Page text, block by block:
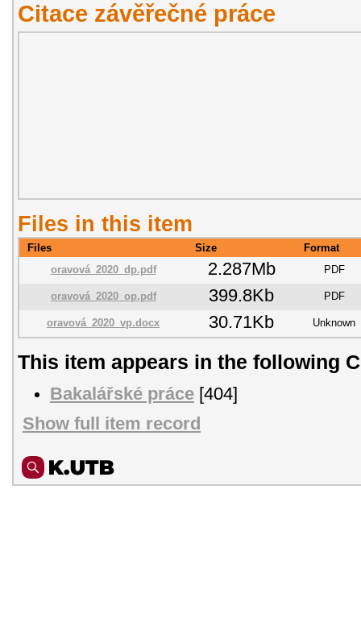
Citace závěřečné práce
Files in this item
Files Size
Format
oravová_2020_dp.pdf
2.287Mb PDF
oravová_2020_op.pdf 399.8Kb PDF
oravová_2020_vp.docx 30.71Kb Unknown
This item appears in the following
Bakalářské práce [404]
Show full item record